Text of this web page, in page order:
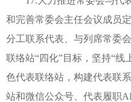
和完善常委会主任会议成员
分工联系代表、与列席常委
联络站“四化”目标，坚持“线
色代表联络站，构建代表联
站和微信公众号、代表履职